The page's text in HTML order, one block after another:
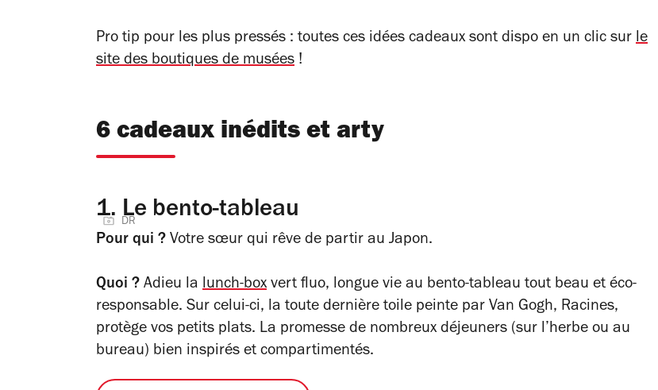
Pro tip pour les plus pressés : toutes ces idées cadeaux sont dispo en un clic sur le
site des boutiques de musées !
6 cadeaux inédits et arty
1. Le bento-tableau
DR
Pour qui ? Votre sœur qui rêve de partir au Japon.
Quoi ? Adieu la lunch-boxvert fluo, longue vie au bento-tableau tout beau et éco-
responsable. Sur celui-ci, la toute dernière toile peinte par Van Gogh, Racines,
protège vos petits plats. La promesse de nombreux déjeuners (sur l’herbe ou au
bureau) bien inspirés et compartimentés.